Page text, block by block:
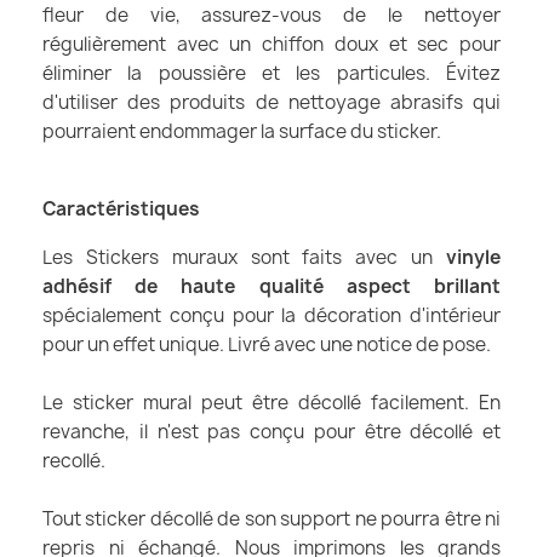
fleur de vie, assurez-vous de le nettoyer
régulièrement avec un chiffon doux et sec pour
éliminer la poussière et les particules. Évitez
d'utiliser des produits de nettoyage abrasifs qui
pourraient endommager la surface du sticker.
Caractéristiques
Les Stickers muraux sont faits avec un vinyle
adhésif de haute qualité aspect brillant
spécialement conçu pour la décoration d'intérieur
pour un effet unique. Livré avec une notice de pose.
Le sticker mural peut être décollé facilement. En
revanche, il n'est pas conçu pour être décollé et
recollé.
Tout sticker décollé de son support ne pourra être ni
repris ni échangé. Nous imprimons les grands